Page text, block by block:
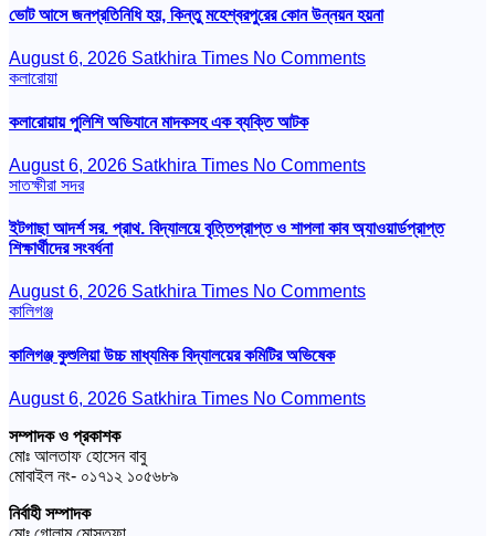
ভোট আসে জনপ্রতিনিধি হয়, কিন্তু মহেশ্বরপুরের কোন উন্নয়ন হয়না
August 6, 2026 Satkhira Times No Comments
কলারোয়া
কলারোয়ায় পুলিশি অভিযানে মাদকসহ এক ব্যক্তি আটক
August 6, 2026 Satkhira Times No Comments
সাতক্ষীরা সদর
ইটগাছা আদর্শ সর. প্রাথ. বিদ্যালয়ে বৃত্তিপ্রাপ্ত ও শাপলা কাব অ্যাওয়ার্ডপ্রাপ্ত
শিক্ষার্থীদের সংবর্ধনা
August 6, 2026 Satkhira Times No Comments
কালিগঞ্জ
কালিগঞ্জ কুশুলিয়া উচ্চ মাধ্যমিক বিদ্যালয়ের কমিটির অভিষেক
August 6, 2026 Satkhira Times No Comments
সম্পাদক ও প্রকাশক
মোঃ আলতাফ হোসেন বাবু
মোবাইল নং- ০১৭১২ ১০৫৬৮৯
নির্বাহী সম্পাদক